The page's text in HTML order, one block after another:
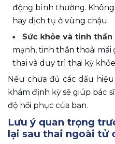
động bình thường.
hay dịch tụ ở vùng chậu.
Sức khỏe và tinh thần
mạnh, tinh thần thoải
thai và duy trì thai kỳ
Nếu chưa đủ các dấu
khám định kỳ sẽ giúp bác
độ hồi phục của bạn.
Lưu ý quan trọng
lại sau thai ngoài tử